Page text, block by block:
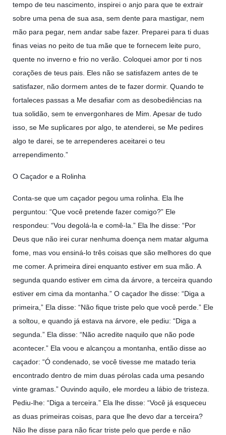
Centro Islâmico no Brasil recebe o ex-
ministro das Relações Exteriores da
República Islâmica do Irã
Na noite da quinta-feira, 03 de Abril, o Centro Islâmico no
Brasil recebeu em sua sede, em São Paulo, o ex-ministro das
Relações Exteriores da República Islâmica do Irã, Sr. Kamal
tempo de teu nascimento, inspirei o anjo para que te extrair
sobre uma pena de sua asa, sem dente para mastigar, nem
mão para pegar, nem andar sabe fazer. Preparei para ti duas
finas veias no peito de tua mãe que te fornecem leite puro,
quente no inverno e frio no verão. Coloquei amor por ti nos
corações de teus pais. Eles não se satisfazem antes de te
satisfazer, não dormem antes de te fazer dormir. Quando te
fortaleces passas a Me desafiar com as desobediências na
tua solidão, sem te envergonhares de Mim. Apesar de tudo
isso, se Me suplicares por algo, te atenderei, se Me pedires
algo te darei, se te arrependeres aceitarei o teu
arrependimento.”
O Caçador e a Rolinha
Conta-se que um caçador pegou uma rolinha. Ela lhe
perguntou: “Que você pretende fazer comigo?” Ele
respondeu: “Vou degolá-la e comê-la.” Ela lhe disse: “Por
Deus que não irei curar nenhuma doença nem matar alguma
fome, mas vou ensiná-lo três coisas que são melhores do que
me comer. A primeira direi enquanto estiver em sua mão. A
segunda quando estiver em cima da árvore, a terceira quando
estiver em cima da montanha.” O caçador lhe disse: “Diga a
primeira,” Ela disse: “Não fique triste pelo que você perde.” Ele
a soltou, e quando já estava na árvore, ele pediu: “Diga a
segunda.” Ela disse: “Não acredite naquilo que não pode
acontecer.” Ela voou e alcançou a montanha, então disse ao
caçador: “Ó condenado, se você tivesse me matado teria
encontrado dentro de mim duas pérolas cada uma pesando
vinte gramas.” Ouvindo aquilo, ele mordeu a lábio de tristeza.
Pediu-lhe: “Diga a terceira.” Ela lhe disse: “Você já esqueceu
as duas primeiras coisas, para que lhe devo dar a terceira?
Não lhe disse para não ficar triste pelo que perde e não